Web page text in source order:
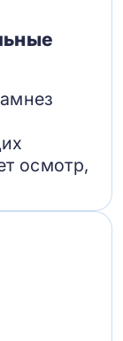
осмотр,